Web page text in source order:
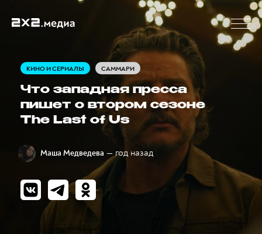
КИНО И СЕРИАЛЫ САММАРИ
Что западная пресса
пишет о втором сезоне
The Last of Us
Маша Медведева — год назад